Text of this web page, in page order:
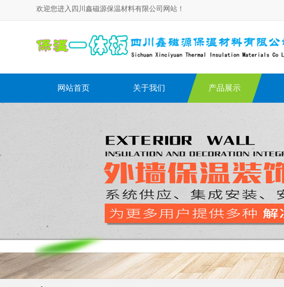
欢迎您进入四川鑫磁源保温材料有限公司网站！
网站首页 关于我们 产品展示